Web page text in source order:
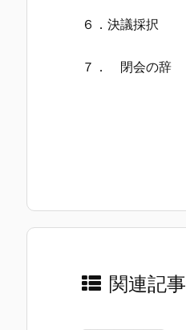
６．決議採択
７． 閉会の辞
関連記事